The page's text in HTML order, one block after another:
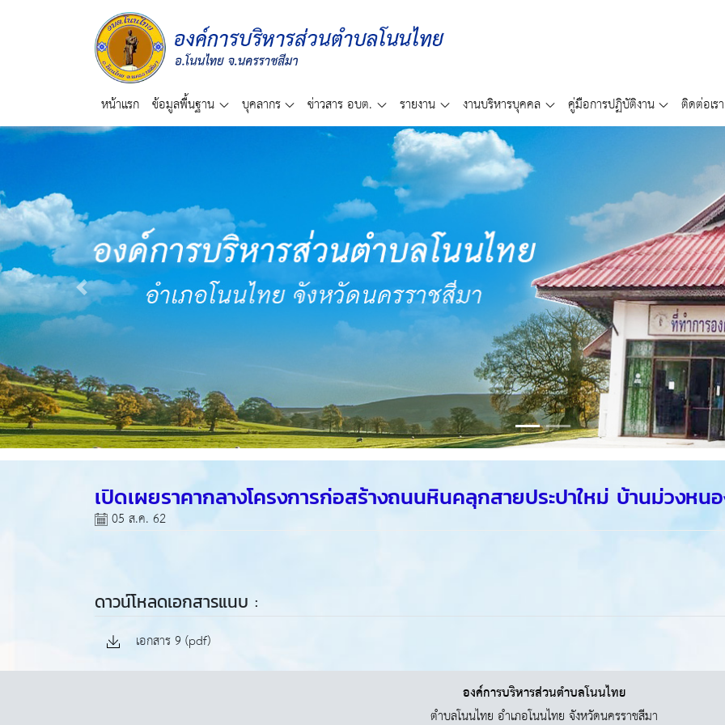
หน้าแรก ข้อมูลพื้นฐาน บุคลากร ข่าวสาร อบต. รายงาน งานบริหารบุคคล คู่มือการปฏิบัติงาน ติดต่อเรา
Previous
เปิดเผยราคากลางโครงการก่อสร้างถนนหินคลุกสายประปาใหม่ บ้านม่วงห
05 ส.ค. 62
ดาวน์โหลดเอกสารแนบ :
เอกสาร 9 (pdf)
องค์การบริหารส่วนตำบลโนนไทย
ตำบลโนนไทย อำเภอโนนไทย จังหวัดนครราชสีมา